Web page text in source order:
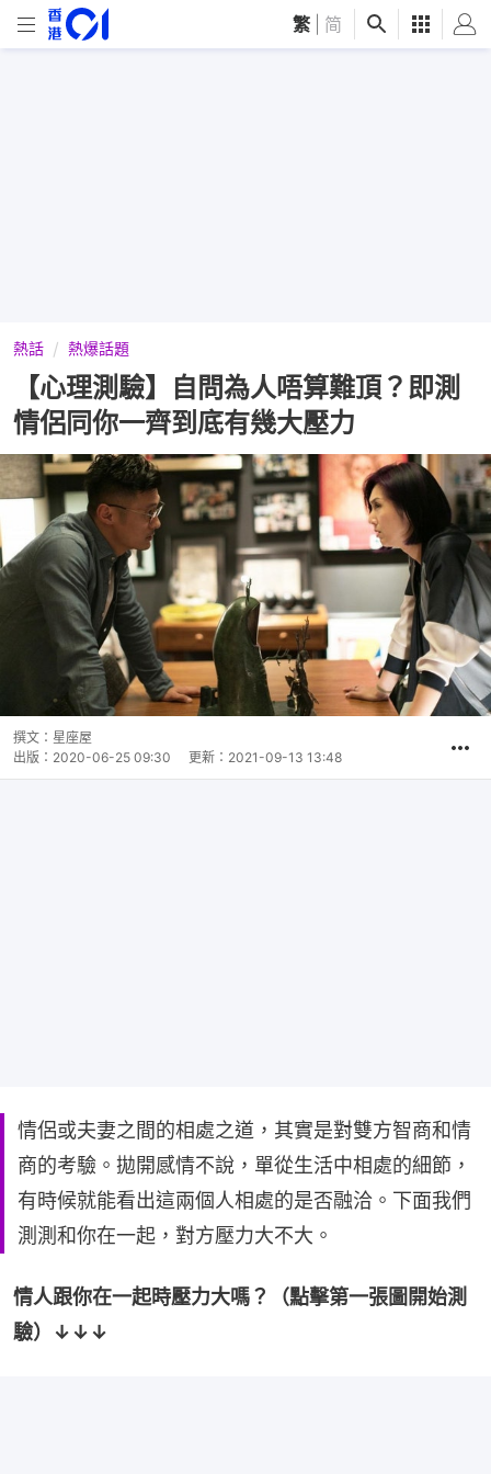
繁 简
熱話 熱爆話題
【心理測驗】自問為人唔算難頂？即測
情侶同你一齊到底有幾大壓力
撰文： 星座屋
出版： 2020-06-25 09:30 更新： 2021-09-13 13:48
情侶或夫妻之間的相處之道，其實是對雙方智商和情
商的考驗。拋開感情不說，單從生活中相處的細節，
有時候就能看出這兩個人相處的是否融洽。下面我們
測測和你在一起，對方壓力大不大。
情人跟你在一起時壓力大嗎？（點擊第一張圖開始測
驗）↓↓↓